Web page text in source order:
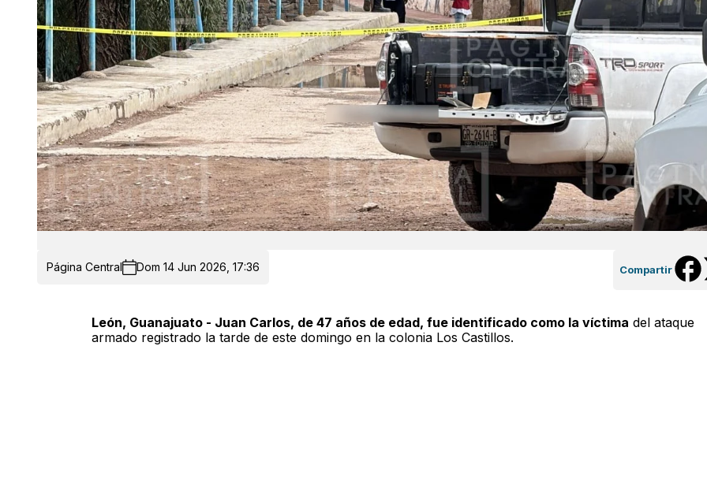
Página Central Dom 14 Jun 2026, 17:36 Compartir
León, Guanajuato - Juan Carlos, de 47 años de edad, fue identificado como la víctima del ataque
armado registrado la tarde de este domingo en la colonia Los Castillos.